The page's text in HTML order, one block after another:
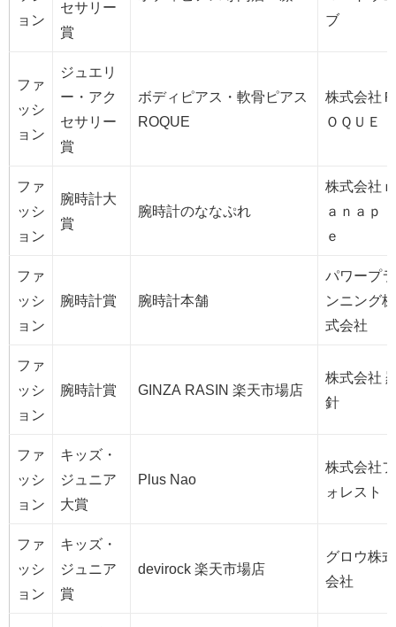
ョン
セサリー
賞
ブ
ファ
ッシ
ョン
ジュエリ
ー・アク
セサリー
賞
ボディピアス・軟骨ピアス
ROQUE
株式会社Ｒ
ＯＱＵＥ
ファ
ッシ
ョン
腕時計大
賞
腕時計のななぷれ
株式会社ｎ
ａｎａｐｌ
ｅ
ファ
ッシ
ョン
腕時計賞 腕時計本舗
パワープラ
ンニング株
式会社
ファ
ッシ
ョン
腕時計賞 GINZA RASIN 楽天市場店
株式会社
針
ファ
ッシ
ョン
キッズ・
ジュニア
大賞
Plus Nao
株式会社フ
ォレスト
ファ
ッシ
ョン
キッズ・
ジュニア
賞
devirock 楽天市場店
グロウ株式
会社